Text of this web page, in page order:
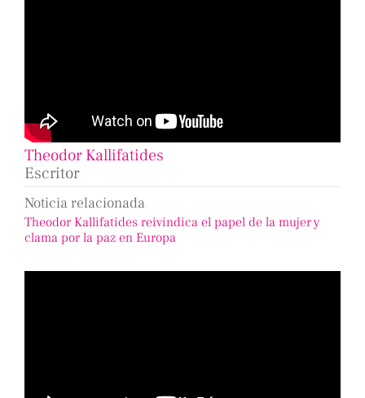
Theodor Kallifatides
Escritor
Noticia relacionada
Theodor Kallifatides reivindica el papel de la mujer y
clama por la paz en Europa